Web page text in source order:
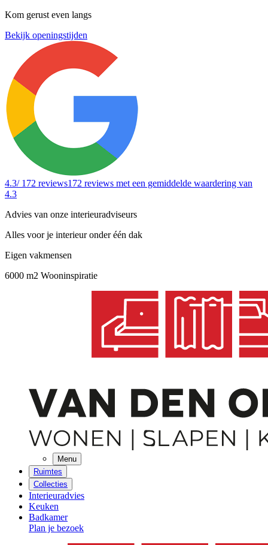
Kom gerust even langs
Bekijk openingstijden
4.3/ 172 reviews172 reviews met een gemiddelde waardering van
4.3
Advies van onze interieuradviseurs
Alles voor je interieur onder één dak
Eigen vakmensen
6000 m2 Wooninspiratie
Menu
Ruimtes
Collecties
Interieuradvies
Keuken
Badkamer
Plan je bezoek